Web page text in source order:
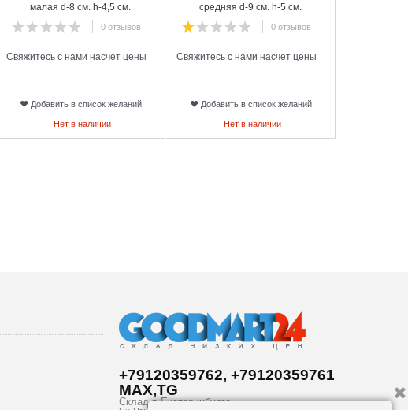
малая d-8 см. h-4,5 см.
коричневая
0 отзывов
Свяжитесь с нами насчет цены
Добавить в список желаний
Нет в наличии
средняя d-9 см. h-5 см.
коричневая
0 отзывов
Свяжитесь с нами насчет цены
Добавить в список желаний
Нет в наличии
+79120359762, +79120359761
MAX,TG
Склад вЕкатеринбурге